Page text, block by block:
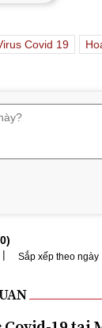
Covid 19
0)
| Sắp xếp theo ngày